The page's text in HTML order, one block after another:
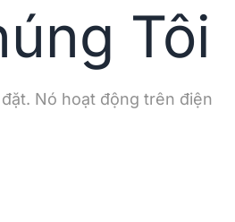
Tôi
Nó hoạt động trên điện